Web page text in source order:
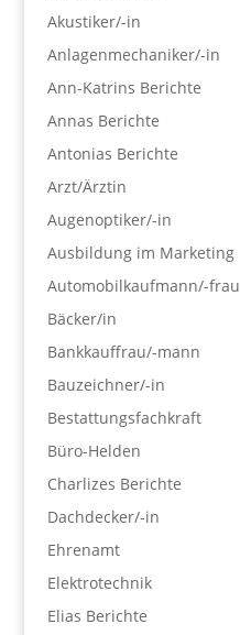
Akustiker/-in
Anlagenmechaniker/-in
Ann-Katrins Berichte
Annas Berichte
Antonias Berichte
Arzt/Ärztin
Augenoptiker/-in
Ausbildung im Marketing
Automobilkaufmann/-frau
Bäcker/in
Bankkauffrau/-mann
Bauzeichner/-in
Bestattungsfachkraft
Büro-Helden
Charlizes Berichte
Dachdecker/-in
Ehrenamt
Elektrotechnik
Elias Berichte